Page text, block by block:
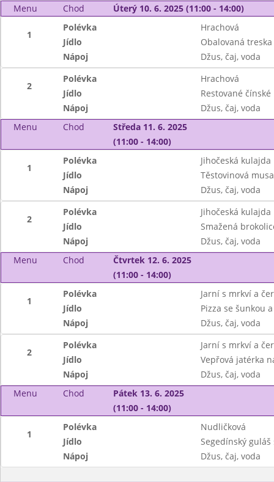
Menu
Chod Úterý 10. 6. 2025 (11:00 - 14:00)
1
Polévka
Hrachová
Jídlo
Obalovaná
Nápoj
Džus, čaj, voda
2
Polévka
Hrachová
Jídlo
Restované
Nápoj
Džus, čaj, voda
Menu
Chod
Středa 11. 6. 2025
(11:00 - 14:00)
1
Polévka
Jihočeská kulajda
Jídlo
Těstovinová
Nápoj
Džus, čaj, voda
2
Polévka
Jihočeská kulajda
Jídlo
Smažená
Nápoj
Džus, čaj, voda
Menu
Chod
Čtvrtek 12. 6. 2025
(11:00 - 14:00)
1
Polévka
Jarní s mrkví a
Jídlo
Pizza se šunkou
Nápoj
Džus, čaj, voda
2
Polévka
Jarní s mrkví a
Jídlo
Vepřová jatérka
Nápoj
Džus, čaj, voda
Menu
Chod
Pátek 13. 6. 2025
(11:00 - 14:00)
1
Polévka
Nudličková
Jídlo
Segedínský
Nápoj
Džus, čaj, voda